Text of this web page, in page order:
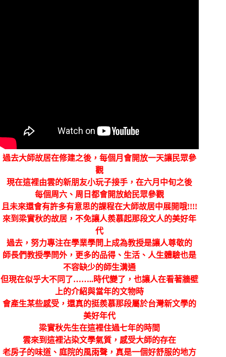
過去大師故居在修建之後，每個月會開放一天讓民眾參
觀
現在這裡由雲的新朋友小玩子接手，在六月中旬之後
每個周六、周日都會開放給民眾參觀
且未來還會有許多有意思的課程在大師故居中展開哦!!!!
來到梁實秋的故居，不免讓人羨慕起那段文人的美好年
代
過去，努力專注在學業學問上成為教授是讓人尊敬的
師長們教授學問外，更多的品得、生活、人生體驗也是
不容缺少的師生溝通
但現在似乎大不同了……..時代變了，也讓人在看著牆壁
上的介紹與當年的文物時
會產生某些感受，還真的挺羨慕那段屬於台灣新文學的
美好年代
梁實秋先生在這裡住過七年的時間
雲來到這裡沾染文學氣質，感受大師的存在
老房子的味道、庭院的風雨聲，真是一個好舒服的地方